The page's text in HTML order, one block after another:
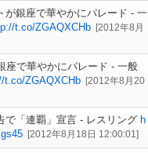
が銀座で華やかにパレード - 一
t.co/ZGAQXCHb [2012年8月
座で華やかにパレード - 一般
t.co/ZGAQXCHb [2012年8月20
で「連覇」宣言 - レスリング h
[2012年8月18日 12:00:01 ]